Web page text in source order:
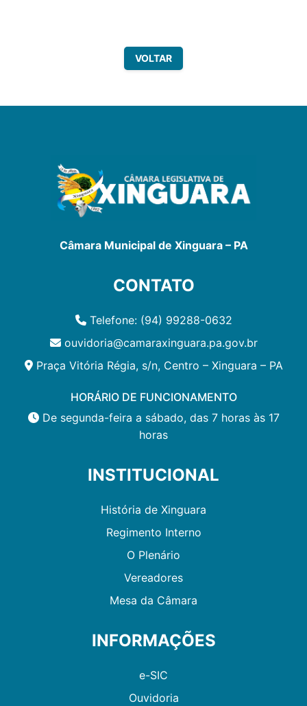
VOLTAR
Câmara Municipal de Xinguara – PA
CONTATO
Telefone: (94) 99288-0632
ouvidoria@camaraxinguara.pa.gov.br
Praça Vitória Régia, s/n, Centro – Xinguara – PA
HORÁRIO DE FUNCIONAMENTO
De segunda-feira a sábado, das 7 horas às 17
horas
INSTITUCIONAL
História de Xinguara
Regimento Interno
O Plenário
Vereadores
Mesa da Câmara
INFORMAÇÕES
e-SIC
Ouvidoria